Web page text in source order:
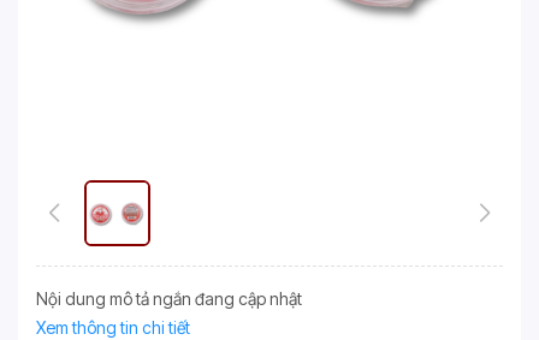
Nội dung mô tả ngắn đang cập nhật
Xem thông tin chi tiết